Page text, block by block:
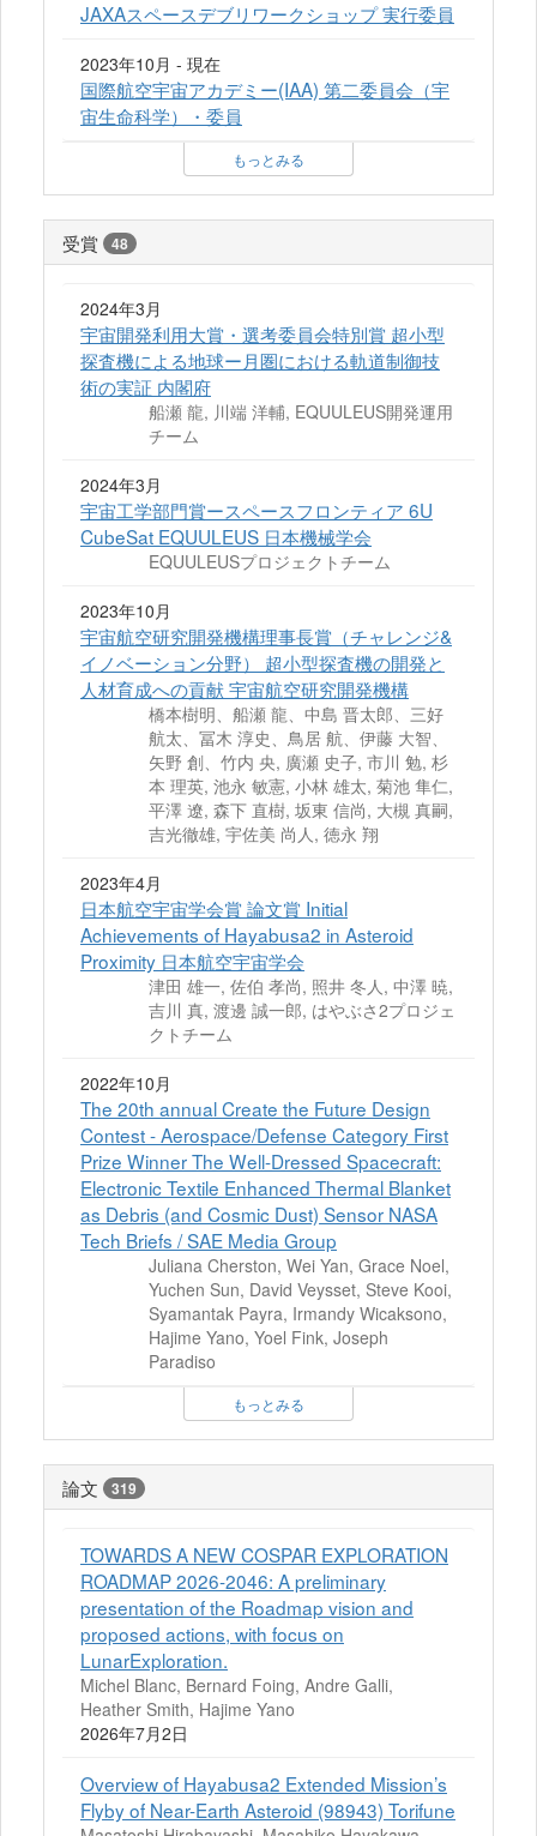
JAXAスペースデブリワークショップ 実行委員
2023年10月 - 現在
国際航空宇宙アカデミー(IAA) 第二委員会（宇
宙生命科学）・委員
もっとみる
受賞 48
2024年3月
宇宙開発利用大賞・選考委員会特別賞 超小型
探査機による地球ー月圏における軌道制御技
術の実証 内閣府
船瀬 龍, 川端 洋輔, EQUULEUS開発運用
チーム
2024年3月
宇宙工学部門賞ースペースフロンティア 6U
CubeSat EQUULEUS 日本機械学会
EQUULEUSプロジェクトチーム
2023年10月
宇宙航空研究開発機構理事長賞（チャレンジ&
イノベーション分野） 超小型探査機の開発と
人材育成への貢献 宇宙航空研究開発機構
橋本樹明、船瀬 龍、中島 晋太郎、三好
航太、冨木 淳史、鳥居 航、伊藤 大智、
矢野 創、竹内 央, 廣瀬 史子, 市川 勉, 杉
本 理英, 池永 敏憲, 小林 雄太, 菊池 隼仁,
平澤 遼, 森下 直樹, 坂東 信尚, 大槻 真嗣,
吉光徹雄, 宇佐美 尚人, 徳永 翔
2023年4月
日本航空宇宙学会賞 論文賞 Initial
Achievements of Hayabusa2 in Asteroid
Proximity 日本航空宇宙学会
津田 雄一, 佐伯 孝尚, 照井 冬人, 中澤 暁,
吉川 真, 渡邊 誠一郎, はやぶさ2プロジェ
クトチーム
2022年10月
The 20th annual Create the Future Design
Contest - Aerospace/Defense Category First
Prize Winner The Well-Dressed Spacecraft:
Electronic Textile Enhanced Thermal Blanket
as Debris (and Cosmic Dust) Sensor NASA
Tech Briefs / SAE Media Group
Juliana Cherston, Wei Yan, Grace Noel,
Yuchen Sun, David Veysset, Steve Kooi,
Syamantak Payra, Irmandy Wicaksono,
Hajime Yano, Yoel Fink, Joseph
Paradiso
もっとみる
論文 319
TOWARDS A NEW COSPAR EXPLORATION
ROADMAP 2026-2046: A preliminary
presentation of the Roadmap vision and
proposed actions, with focus on
LunarExploration.
Michel Blanc, Bernard Foing, Andre Galli,
Heather Smith, Hajime Yano
2026年7月2日
Overview of Hayabusa2 Extended Mission’s
Flyby of Near-Earth Asteroid (98943) Torifune